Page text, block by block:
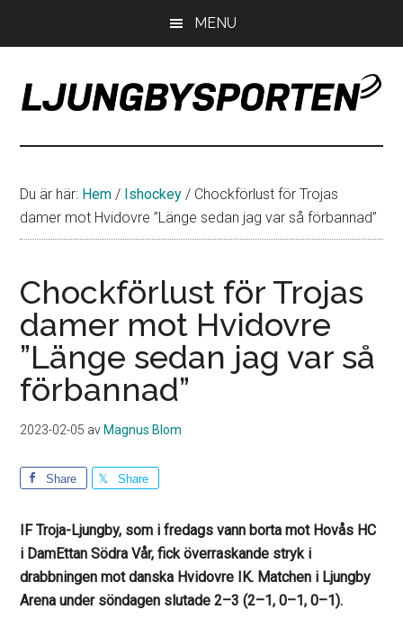
primära
sidofältet
MENU
LjungbySporten
om
Troja
Ljungby
Du är här: Hem / Ishockey / Chockförlust för Trojas
damer mot Hvidovre ”Länge sedan jag var så förbannad”
Chockförlust för Trojas
damer mot Hvidovre
”Länge sedan jag var så
förbannad”
2023-02-05 av Magnus Blom
Share Share
IF Troja-Ljungby, som i fredags vann borta mot Hovås HC
i DamEttan Södra Vår, fick överraskande stryk i
drabbningen mot danska Hvidovre IK. Matchen i Ljungby
Arena under söndagen slutade 2–3 (2–1, 0–1, 0–1).